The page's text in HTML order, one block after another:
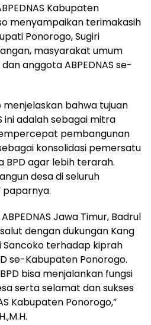
Kabupaten
menyampaikan terimakasih
Ponorogo, Sugiri
masyarakat umum
anggota ABPEDNAS se-
menjelaskan bahwa tujuan
ini adalah sebagai mitra
pembangunan
konsolidasi pemersatu
BPD agar lebih terarah.
desa di seluruh
paparnya.
Jawa Timur, Badrul
dengan dukungan Kang
Sancoko terhadap kiprah
se-Kabupaten Ponorogo.
bisa menjalankan fungsi
serta selamat dan sukses
Kabupaten Ponorogo,”